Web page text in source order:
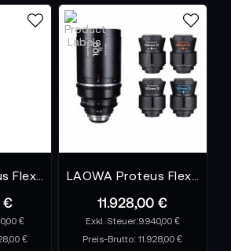
€
€
€
11.928,00 €
9.940,00 €
Preis-Brutto:11.928,00 €